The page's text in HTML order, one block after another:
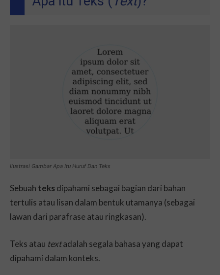
Ilustrasi Gambar Apa Itu Huruf Dan Teks
Sebuah teksdipahami sebagai bagian dari bahan
tertulis atau lisan dalam bentuk utamanya (sebagai
lawan dari parafrase atau ringkasan).
Teks atau textadalah segala bahasa yang dapat
dipahami dalam konteks.